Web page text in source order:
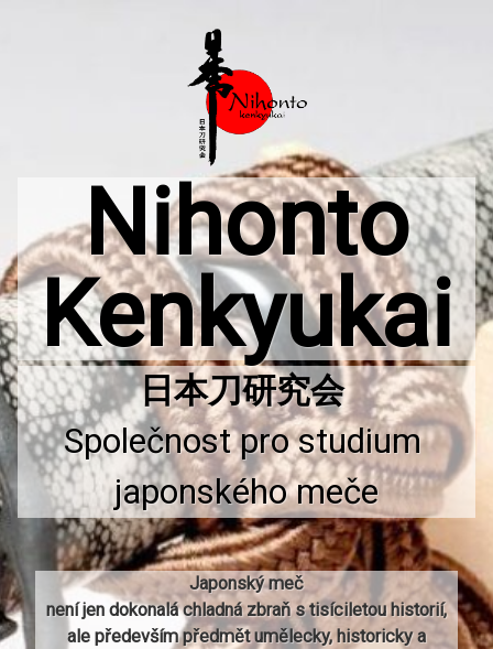
Nihonto
Kenkyukai
Společnost pro studium
japonského meče
Japonský meč
není jen dokonalá chladná zbraň s tisíciletou historií,
ale především předmět umělecky, historicky a